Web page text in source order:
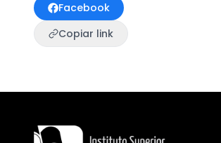
Facebook
Copiar link